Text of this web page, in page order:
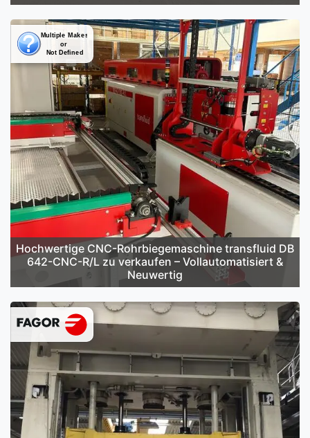
Hochwertige CNC-Rohrbiegemaschine transfluid DB
642-CNC-R/L zu verkaufen – Vollautomatisiert &
Neuwertig